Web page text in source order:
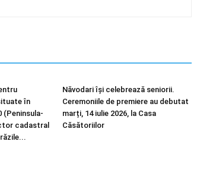
în
(Peninsula-
cadastral
Năvodari își celebrează seniorii.
Ceremoniile de premiere au debutat
marți, 14 iulie 2026, la Casa
Căsătoriilor